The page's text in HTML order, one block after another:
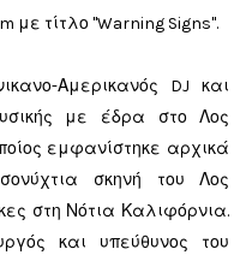
με τίτλο "Warning Signs".
Αμερικανός DJ και
με έδρα στο Λος
εμφανίστηκε αρχικά
σκηνή του Λος
στη Νότια Καλιφόρνια.
και υπεύθυνος του